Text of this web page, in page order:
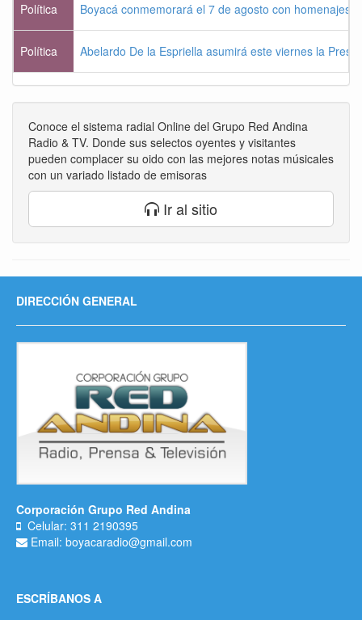
Política Boyacá conmemorará el 7 de agosto con homenajes
Política Abelardo De la Espriella asumirá este viernes la
Conoce el sistema radial Online del Grupo Red Andina
Radio & TV. Donde sus selectos oyentes y visitantes
pueden complacer su oido con las mejores notas músicales
con un variado listado de emisoras
Ir al sitio
DIRECCIÓN GENERAL
Corporación Grupo Red Andina
Celular: 311 2190395
Email: boyacaradio@gmail.com
ESCRÍBANOS A